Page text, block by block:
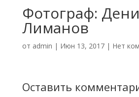
Фотограф:
Лиманов
от admin | Июн 13, 2017| Нет
Оставить